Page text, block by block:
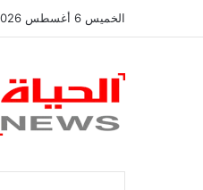
الخميس 6 أغسطس 2026